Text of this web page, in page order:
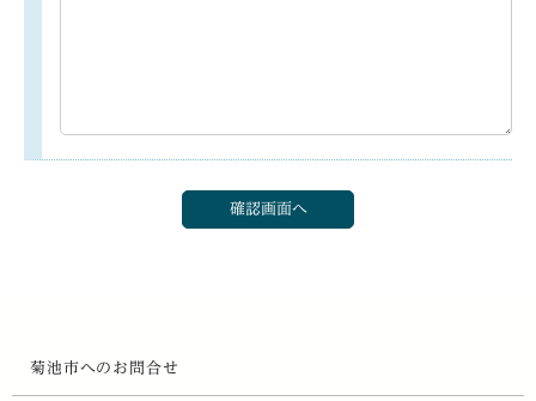
菊池市へのお問合せ